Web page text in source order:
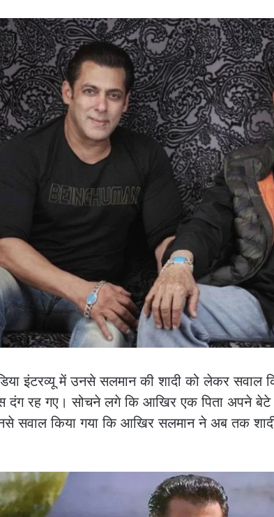
इंटरव्यू में उनसे सलमान की शादी को लेकर सवाल
रह गए। सोचने लगे कि आखिर एक पिता अपने बेटे
सवाल किया गया कि आखिर सलमान ने अब तक